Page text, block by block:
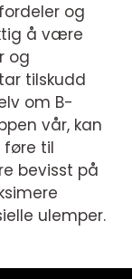
og
å være
og
tilskudd
om B-
vår, kan
føre til
bevisst på
ulemper.